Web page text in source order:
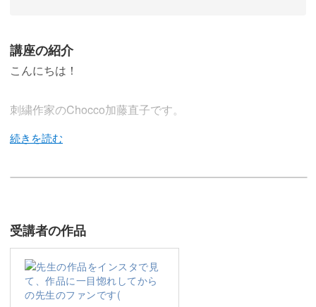
講座の紹介
こんにちは！
刺繍作家のChocco加藤直子です。
完成した刺繍をどうすれば良いか悩んでいる方や、フレー
ムへ仕立てる方法を学びたい方はぜひご参加ください。
受講者の作品